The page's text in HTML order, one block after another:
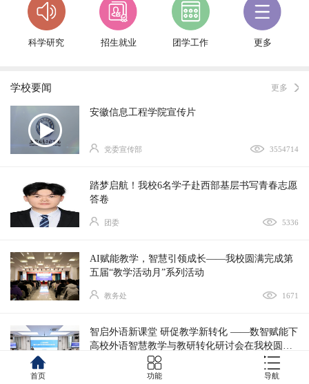
科学研究 招生就业 团学工作 更多
学校要闻 更多
安徽信息工程学院宣传片
党委宣传部 3554714
踏梦启航！我校6名学子赴西部基层书写青春志愿
答卷
团委 5336
AI赋能教学，智慧引领成长——我校圆满完成第
五届“教学活动月”系列活动
教务处 1671
智启外语新课堂 研促教学新转化 ——数智赋能下
高校外语智慧教学与教研转化研讨会在我校圆满
通识教育与外国语学院
17449
首页
功能 导航